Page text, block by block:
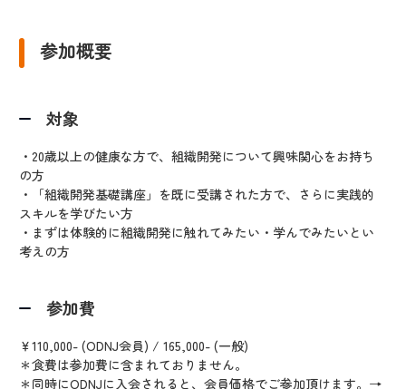
参加概要
対象
・20歳以上の健康な方で、組織開発について興味関心をお持ち
の方
・「組織開発基礎講座」を既に受講された方で、さらに実践的
スキルを学びたい方
・まずは体験的に組織開発に触れてみたい・学んでみたいとい
考えの方
参加費
￥110,000- (ODNJ会員) / 165,000- (一般)
＊食費は参加費に含まれておりません。
＊同時にODNJに入会されると、会員価格でご参加頂けます。→